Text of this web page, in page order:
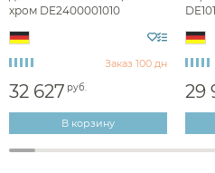
хром DE2400001010
Заказ 100 дн
32 627 руб.
В корзину
29